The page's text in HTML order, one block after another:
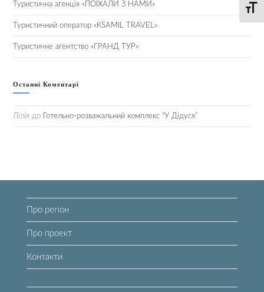
Туристична агенція «ПОЇХАЛИ З НАМИ»
Туристичний оператор «KSAMIL TRAVEL»
Туристичне агентство «ГРАНД ТУР»
Останні Коментарі
Лілія до Готельно-розважальний комплекс “У Дідуся”
Про регіон
Про проект
Контакти